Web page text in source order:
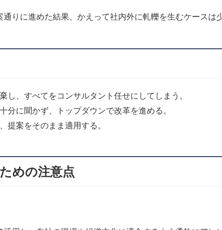
りに進めた結果、かえって社内外に軋轢を生むケースは
し、すべてをコンサルタント任せにしてしまう。
分に聞かず、トップダウンで改革を進める。
提案をそのまま適用する。
めの注意点